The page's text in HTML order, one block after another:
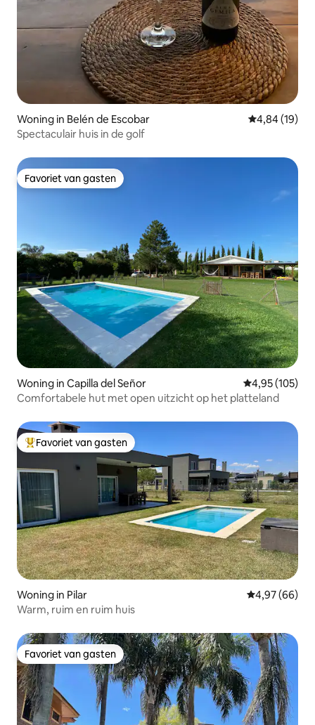
Woning in Belén de Escobar Gemiddelde
4,84 (19)
Spectaculair huis in de golf
Favoriet van gasten
Favoriet van gasten
Woning in Capilla del Señor Gemiddelde
4,95 (105)
Comfortabele hut met open uitzicht op het platteland
Topfavoriet van gasten
Favoriet van gasten
Woning in Pilar Gemiddelde
4,97 (66)
Warm, ruim en ruim huis
Favoriet van gasten
Favoriet van gasten